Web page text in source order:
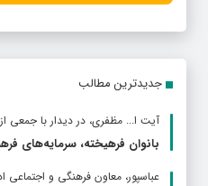
جدیدترین مطالب
آیت ا... مظفری، در دیدار با جمعی
بانوان فرهیخته، سرمایه‌های
عباسپور، معاون فرهنگی و اجتماعی